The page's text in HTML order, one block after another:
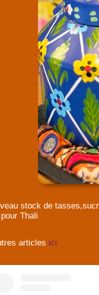
stock de
Thali
articles ici